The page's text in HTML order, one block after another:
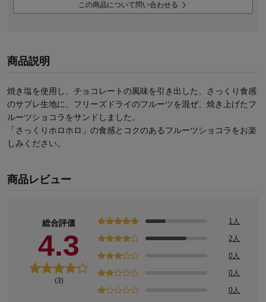
この商品について問い合わせる
商品説明
焼き塩を使用し、チョコレートの風味を引き出した、さっくり食感
のサブレ生地に、フリーズドライのフルーツを混ぜ、焼き上げたフ
ルーツショコラをサンドしました。
「さっくりホロホロ」の食感とコクのあるフルーツショコラをお楽
しみください。
商品レビュー
総合評価
4.3
(3)
1人
2人
0人
0人
0人